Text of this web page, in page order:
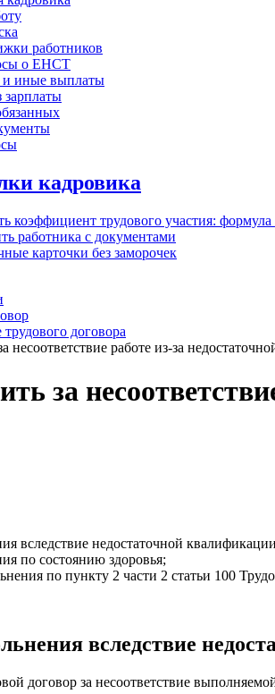
работников
о ЕНСТ
и иные выплаты
зарплаты
кадровика
коэффициент трудового участия:
работника с документами
карточки без заморочек
договора
несоответствие работе из-за
за
вследствие недостаточной
по состоянию здоровья;
по пункту 2 части 2 статьи 100
вследствие
договор за несоответствие